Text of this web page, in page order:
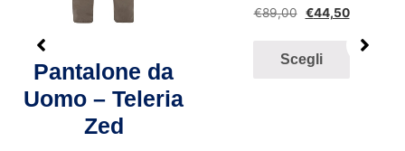
Pantalone da
Uomo – Teleria
Zed
€89,00 €44,50
Scegli